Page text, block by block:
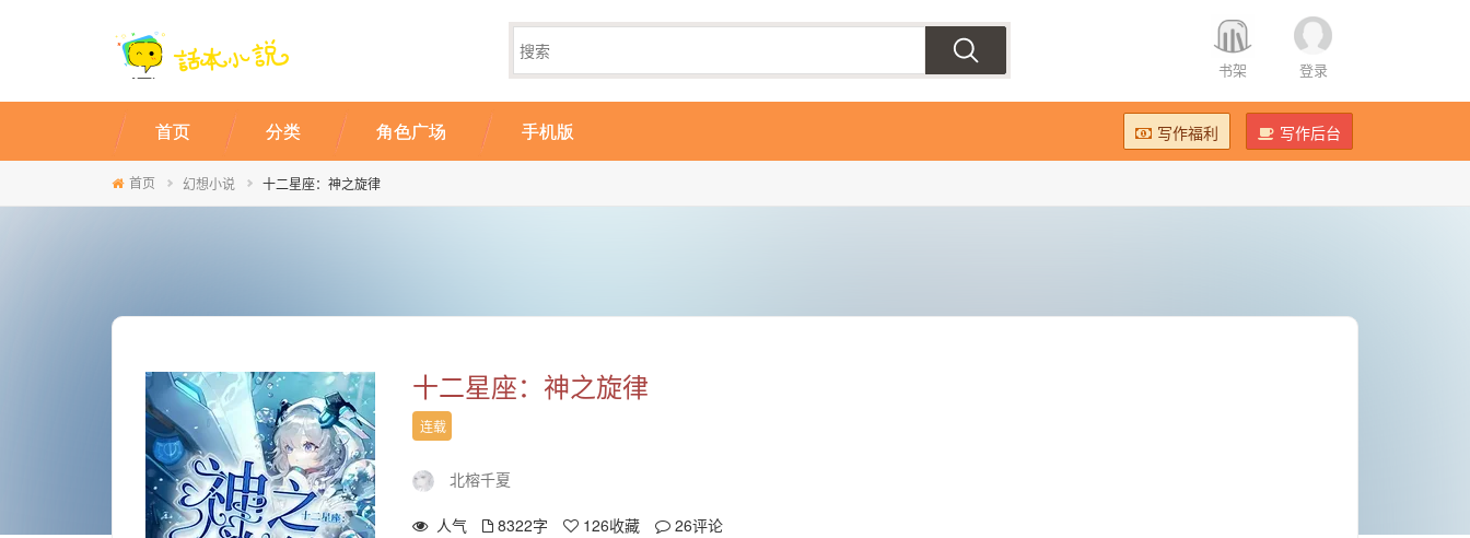
书架 登录
写作福利 写作后台
首页 分类 角色广场 手机版
首页 幻想小说 十二星座：神之旋律
十二星座：神之旋律
连载
北榕千夏
人气 8322字 126收藏 26评论